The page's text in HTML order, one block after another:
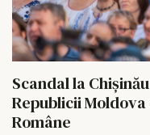
Scandal la
Republicii
Române